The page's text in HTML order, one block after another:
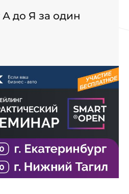
до Я за один